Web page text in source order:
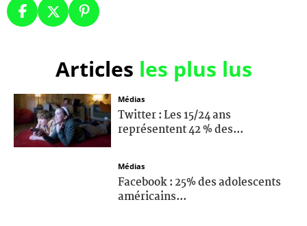
Articles les plus lus
Médias
Twitter : Les 15/24 ans
représentent 42 % des...
Médias
Facebook : 25% des adolescents
américains...